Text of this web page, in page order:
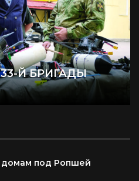
Й БРИГАДЫ
домам под Ропшей